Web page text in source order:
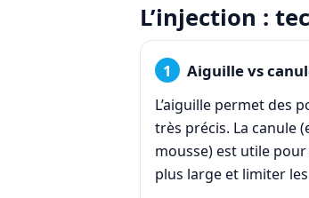
L’injection :
Aiguille vs
L’aiguille permet des
très précis. La canule
mousse) est utile
plus large et limiter